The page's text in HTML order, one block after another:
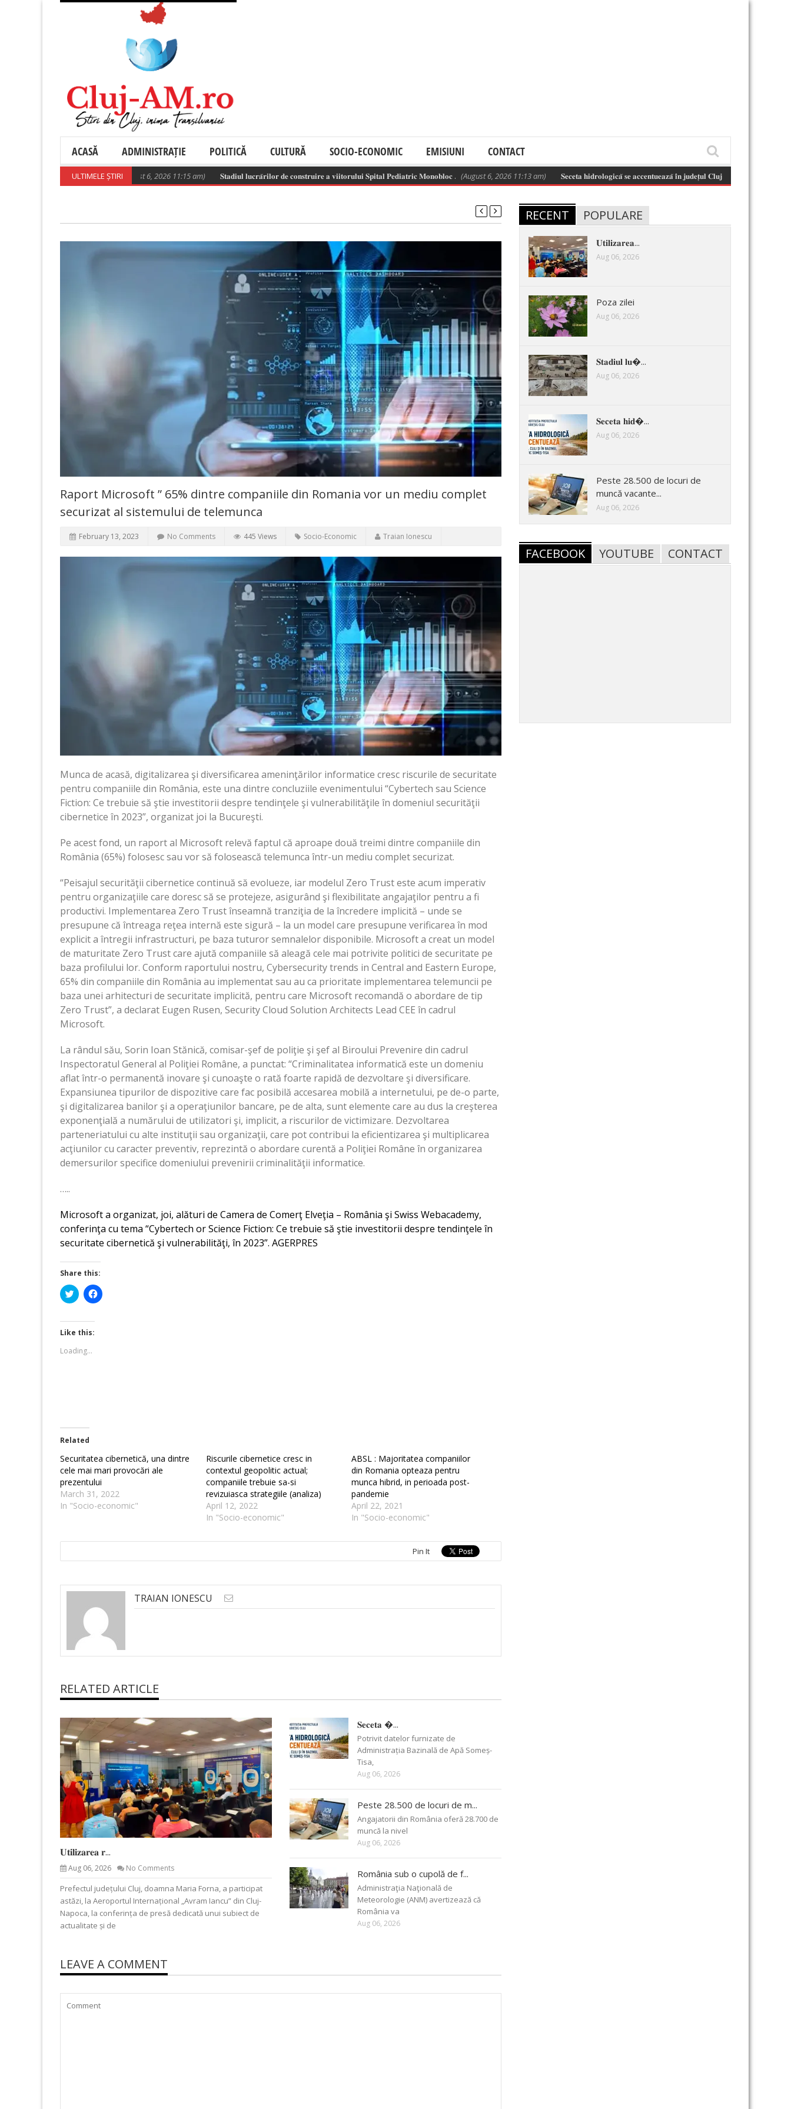
ACASĂ ADMINISTRAȚIE POLITICĂ CULTURĂ SOCIO-ECONOMIC EMISIUNI CONTACT
ULTIMELE ȘTIRI
Poza zilei (August 6, 2026 11:15 am) 𝐒𝐭𝐚𝐝𝐢𝐮𝐥 𝐥𝐮𝐜𝐫𝐚̆𝐫𝐢𝐥𝐨𝐫 𝐝𝐞 𝐜𝐨𝐧𝐬𝐭𝐫𝐮𝐢𝐫𝐞 𝐚 𝐯𝐢𝐢𝐭𝐨𝐫𝐮𝐥𝐮𝐢 𝐒𝐩𝐢𝐭𝐚𝐥 𝐏𝐞𝐝𝐢𝐚𝐭𝐫𝐢𝐜 𝐌𝐨𝐧𝐨𝐛𝐥𝐨𝐜 . (August 6, 2026 11:13 am) 𝐒𝐞𝐜𝐞𝐭𝐚 𝐡𝐢𝐝𝐫𝐨𝐥𝐨𝐠𝐢𝐜𝐚̆ 𝐬𝐞 𝐚𝐜𝐜𝐞𝐧𝐭𝐮𝐞𝐚𝐳𝐚̆ 𝐢̂𝐧 𝐣𝐮𝐝𝐞𝐭̦𝐮𝐥 𝐂𝐥𝐮𝐣 𝐬̦𝐢 𝐢̂𝐧 𝐛𝐚𝐳𝐢𝐧𝐮𝐥 𝐡𝐢𝐝𝐫𝐨𝐠𝐫𝐚𝐟𝐢𝐜
Raport Microsoft ” 65% dintre companiile din Romania vor un mediu complet
securizat al sistemului de telemunca
February 13, 2023 No Comments 445 Views Socio-Economic Traian Ionescu
Munca de acasă, digitalizarea şi diversificarea ameninţărilor informatice cresc riscurile de securitate
pentru companiile din România, este una dintre concluziile evenimentului “Cybertech sau Science
Fiction: Ce trebuie să ştie investitorii despre tendinţele şi vulnerabilităţile în domeniul securităţii
cibernetice în 2023”, organizat joi la Bucureşti.
Pe acest fond, un raport al Microsoft relevă faptul că aproape două treimi dintre companiile din
România (65%) folosesc sau vor să folosească telemunca într-un mediu complet securizat.
“Peisajul securităţii cibernetice continuă să evolueze, iar modelul Zero Trust este acum imperativ
pentru organizaţiile care doresc să se protejeze, asigurând şi flexibilitate angajaţilor pentru a fi
productivi. Implementarea Zero Trust înseamnă tranziţia de la încredere implicită – unde se
presupune că întreaga reţea internă este sigură – la un model care presupune verificarea în mod
explicit a întregii infrastructuri, pe baza tuturor semnalelor disponibile. Microsoft a creat un model
de maturitate Zero Trust care ajută companiile să aleagă cele mai potrivite politici de securitate pe
baza profilului lor. Conform raportului nostru, Cybersecurity trends in Central and Eastern Europe,
65% din companiile din România au implementat sau au ca prioritate implementarea telemuncii pe
baza unei arhitecturi de securitate implicită, pentru care Microsoft recomandă o abordare de tip
Zero Trust”, a declarat Eugen Rusen, Security Cloud Solution Architects Lead CEE în cadrul
Microsoft.
La rândul său, Sorin Ioan Stănică, comisar-şef de poliţie şi şef al Biroului Prevenire din cadrul
Inspectoratul General al Poliţiei Române, a punctat: “Criminalitatea informatică este un domeniu
aflat într-o permanentă inovare şi cunoaşte o rată foarte rapidă de dezvoltare şi diversificare.
Expansiunea tipurilor de dispozitive care fac posibilă accesarea mobilă a internetului, pe de-o parte,
şi digitalizarea banilor şi a operaţiunilor bancare, pe de alta, sunt elemente care au dus la creşterea
exponenţială a numărului de utilizatori şi, implicit, a riscurilor de victimizare. Dezvoltarea
parteneriatului cu alte instituţii sau organizaţii, care pot contribui la eficientizarea şi multiplicarea
acţiunilor cu caracter preventiv, reprezintă o abordare curentă a Poliţiei Române în organizarea
demersurilor specifice domeniului prevenirii criminalităţii informatice.
…..
Microsoft a organizat, joi, alături de Camera de Comerţ Elveţia – România şi Swiss Webacademy,
conferinţa cu tema “Cybertech or Science Fiction: Ce trebuie să ştie investitorii despre tendinţele în
securitate cibernetică şi vulnerabilităţi, în 2023”. AGERPRES
Share this:
Click
to
Twitter
(Opens
in
new
window)
Click
to
Like this:
Loading...
Related
Securitatea cibernetică, una dintre
cele mai mari provocări ale
prezentului
March 31, 2022
In "Socio-economic"
Riscurile cibernetice cresc in
contextul geopolitic actual;
companiile trebuie sa-si
revizuiasca strategiile (analiza)
April 12, 2022
In "Socio-economic"
ABSL : Majoritatea companiilor
din Romania opteaza pentru
munca hibrid, in perioada post-
pandemie
April 22, 2021
In "Socio-economic"
Pin It
TRAIAN IONESCU
RELATED ARTICLE
𝐔𝐭𝐢𝐥𝐢𝐳𝐚𝐫𝐞𝐚 𝐫...
Aug 06, 2026 No Comments
Prefectul județului Cluj, doamna Maria Forna, a participat
astăzi, la Aeroportul Internațional „Avram Iancu” din Cluj-
Napoca, la conferința de presă dedicată unui subiect de
actualitate și de
𝐒𝐞𝐜𝐞𝐭𝐚 �...
Potrivit datelor furnizate de
Administrația Bazinală de Apă Someș-
Tisa,
Aug 06, 2026
Peste 28.500 de locuri de m...
Angajatorii din România oferă 28.700 de
muncă la nivel
Aug 06, 2026
România sub o cupolă de f...
Administraţia Naţională de
Meteorologie (ANM) avertizează că
România va
Aug 06, 2026
LEAVE A COMMENT
RECENT POPULARE
𝐔𝐭𝐢𝐥𝐢𝐳𝐚𝐫𝐞𝐚...
Aug 06, 2026
Poza zilei
Aug 06, 2026
𝐒𝐭𝐚𝐝𝐢𝐮𝐥 𝐥𝐮�...
Aug 06, 2026
𝐒𝐞𝐜𝐞𝐭𝐚 𝐡𝐢𝐝�...
Aug 06, 2026
Peste 28.500 de locuri de
muncă vacante...
Aug 06, 2026
FACEBOOK YOUTUBE CONTACT